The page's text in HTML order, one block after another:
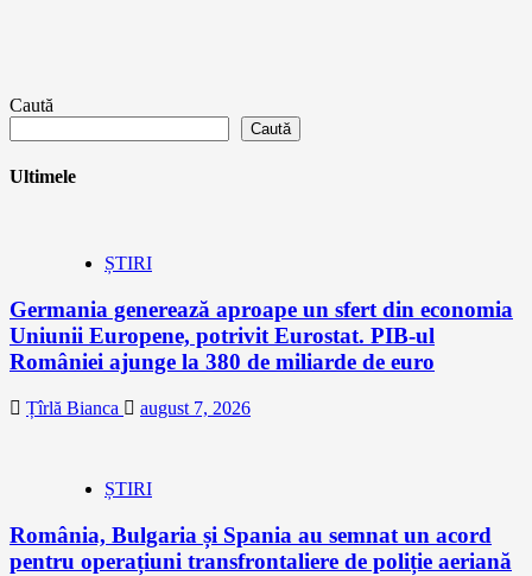
Caută
Caută
Ultimele
ȘTIRI
Germania generează aproape un sfert din economia
Uniunii Europene, potrivit Eurostat. PIB-ul
României ajunge la 380 de miliarde de euro
Țîrlă Bianca august 7, 2026
ȘTIRI
România, Bulgaria și Spania au semnat un acord
pentru operațiuni transfrontaliere de poliție aeriană